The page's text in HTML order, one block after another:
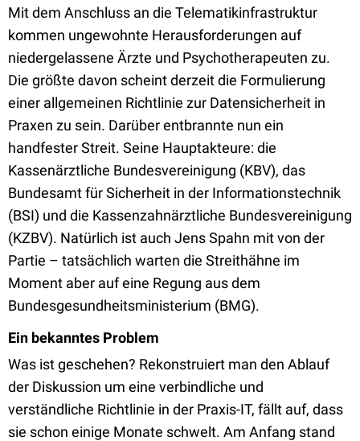
Mit dem Anschluss an die Telematikinfrastruktur
kommen ungewohnte Herausforderungen auf
niedergelassene Ärzte und Psychotherapeuten zu.
Die größte davon scheint derzeit die Formulierung
einer allgemeinen Richtlinie zur Datensicherheit in
Praxen zu sein. Darüber entbrannte nun ein
handfester Streit. Seine Hauptakteure: die
Kassenärztliche Bundesvereinigung (KBV), das
Bundesamt für Sicherheit in der Informationstechnik
(BSI) und die Kassenzahnärztliche Bundesvereinigung
(KZBV). Natürlich ist auch Jens Spahn mit von der
Partie – tatsächlich warten die Streithähne im
Moment aber auf eine Regung aus dem
Bundesgesundheitsministerium (BMG).
Ein bekanntes Problem
Was ist geschehen? Rekonstruiert man den Ablauf
der Diskussion um eine verbindliche und
verständliche Richtlinie in der Praxis-IT, fällt auf, dass
sie schon einige Monate schwelt. Am Anfang stand